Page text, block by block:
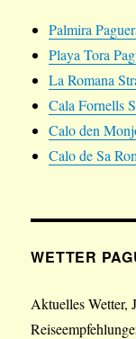
Palmira
Playa Tora
La Romana
Cala Fornells
Calo den
Calo de Sa
WETTER
Aktuelles Wetter,